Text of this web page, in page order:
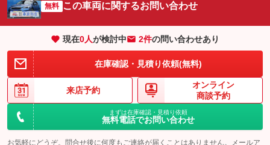
無料 この車両に関するお問い合わせ
現在0人が検討中 2件の問い合わせあり
在庫確認・見積り依頼(無料)
来店予約
オンライン
商談予約
まずは在庫確認・見積り依頼
無料電話でお問い合わせ
お気軽にどうぞ。問合せ後に何度もご連絡が届くことはありません。メールア